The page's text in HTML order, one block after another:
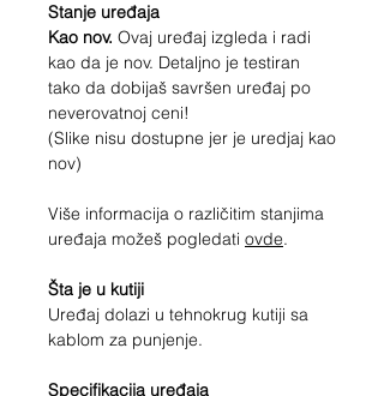
Stanje uređaja
Kao nov. Ovaj uređaj izgleda i radi
kao da je nov. Detaljno je testiran
tako da dobijaš savršen uređaj po
neverovatnoj ceni!
(Slike nisu dostupne jer je uredjaj kao
nov)
Više informacija o različitim stanjima
uređaja možeš pogledati ovde.
Šta je u kutiji
Uređaj dolazi u tehnokrug kutiji sa
kablom za punjenje.
Specifikacija uređaja